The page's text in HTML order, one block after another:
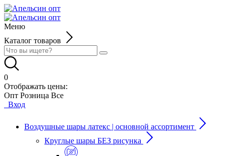
Меню
Каталог товаров
0
Отображать цены:
Опт Розница Все
Вход
Воздушные шары латекс | основной ассортимент
Круглые шары БЕЗ рисунка